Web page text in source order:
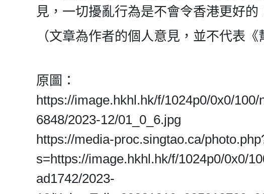
見，一切擾亂行為是不會令香港更好的
（文章為作者的個人意見，並不代表《
原圖：
https://image.hkhl.hk/f/1024p0/0x0/
6848/2023-12/01_0_6.jpg
https://media-proc.singtao.ca/
s=https://image.hkhl.hk/f/1024p0/0x0/
ad1742/2023-